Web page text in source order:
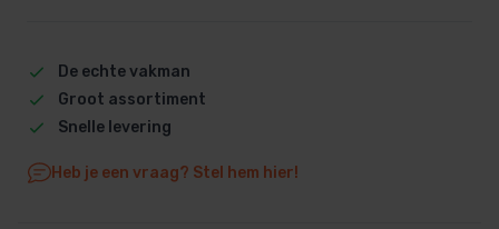
De echte vakman
Groot assortiment
Snelle levering
Heb je een vraag? Stel hem hier!